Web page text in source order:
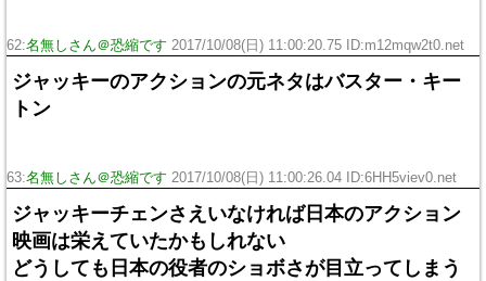
62:名無しさん＠恐縮です 2017/10/08(日) 11:00:20.75 ID:m12mqw2t0.net
ジャッキーのアクションの元ネタはバスター・キー
トン
63:名無しさん＠恐縮です 2017/10/08(日) 11:00:26.04 ID:6HH5viev0.net
ジャッキーチェンさえいなければ日本のアクション
映画は栄えていたかもしれない
どうしても日本の役者のショボさが目立ってしまう